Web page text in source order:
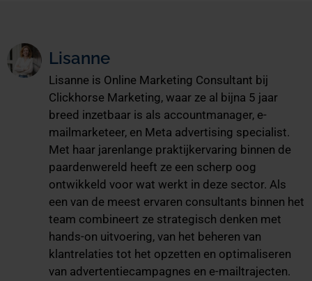
Lisanne
Lisanne is Online Marketing Consultant bij
Clickhorse Marketing, waar ze al bijna 5 jaar
breed inzetbaar is als accountmanager, e-
mailmarketeer, en Meta advertising specialist.
Met haar jarenlange praktijkervaring binnen de
paardenwereld heeft ze een scherp oog
ontwikkeld voor wat werkt in deze sector. Als
een van de meest ervaren consultants binnen het
team combineert ze strategisch denken met
hands-on uitvoering, van het beheren van
klantrelaties tot het opzetten en optimaliseren
van advertentiecampagnes en e-mailtrajecten.